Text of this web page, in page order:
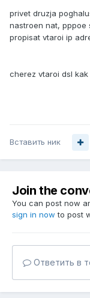
privet druzja
nastroen nat, pppoe
propisat vtaroi ip
cherez vtaroi dsl kak
Вставить ник
Join the
You can post now
sign in now to post
Ответить в